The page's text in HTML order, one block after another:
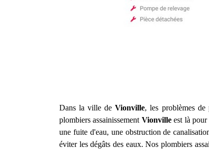
Dans la ville deVionville, les problèmes de
plombiers assainissement Vionvilleest là pour
une fuite d'eau, une obstruction de
éviter les dégâts des eaux. Nos plombiers